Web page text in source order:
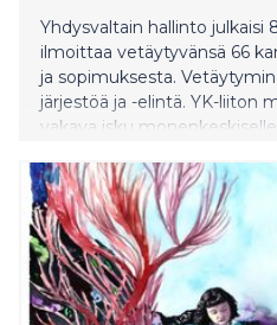
Yhdysvaltain hallinto julkaisi
ilmoittaa vetäytyvänsä 66
ja sopimuksesta.
järjestöä ja -elintä. YK-liiton
vakava isku
Yhdistyneille kansakunnille.